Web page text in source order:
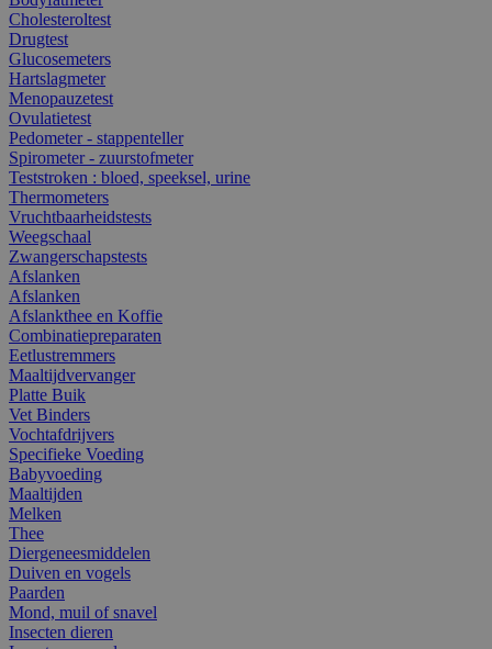
Cholesteroltest
Drugtest
Glucosemeters
Hartslagmeter
Menopauzetest
Ovulatietest
Pedometer - stappenteller
Spirometer - zuurstofmeter
Teststroken : bloed, speeksel, urine
Thermometers
Vruchtbaarheidstests
Weegschaal
Zwangerschapstests
Afslanken
Afslanken
Afslankthee en Koffie
Combinatiepreparaten
Eetlustremmers
Maaltijdvervanger
Platte Buik
Vet Binders
Vochtafdrijvers
Specifieke Voeding
Babyvoeding
Maaltijden
Melken
Thee
Diergeneesmiddelen
Duiven en vogels
Paarden
Mond, muil of snavel
Insecten dieren